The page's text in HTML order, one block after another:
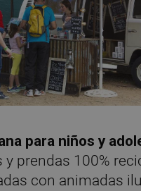
para niños y
y prendas 100%
con animadas